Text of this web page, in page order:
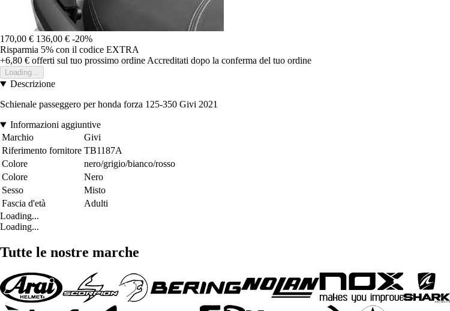
170,00 € 136,00 € -20%
Risparmia 5% con il codice EXTRA
+6,80 € offerti sul tuo prossimo ordine Accreditati dopo la conferma del tuo ordine
Loading...
Descrizione
Schienale passeggero per honda forza 125-350 Givi 2021
Informazioni aggiuntive
Marchio
Givi
Riferimento fornitore TB1187A
Colore
nero/grigio/bianco/rosso
Colore
Nero
Sesso
Misto
Fascia d'età
Adulti
Loading...
Loading...
Tutte le nostre marche